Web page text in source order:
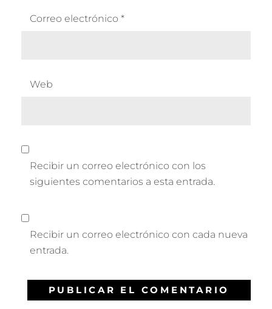
Correo electrónico *
Web
Recibir un correo electrónico con los
siguientes comentarios a esta entrada.
Recibir un correo electrónico con cada nueva
entrada.